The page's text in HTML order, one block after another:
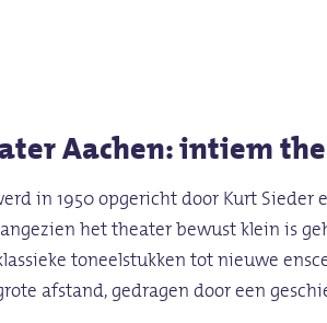
Aachen: intiem
in 1950 opgericht door Kurt
het theater bewust klein is
toneelstukken tot nieuwe
afstand, gedragen door een